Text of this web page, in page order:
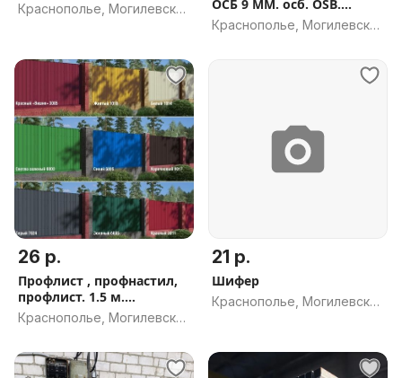
Краснополье, Могилевская
ОСБ 9 ММ. осб. OSB.
АКЦИЯ
Краснополье, Могилевская
26 р.
Профлист , профнастил,
профлист. 1.5 м.
Профтруба. Профильная
труба
Краснополье, Могилевская
21 р.
Шифер
Краснополье, Могилевская